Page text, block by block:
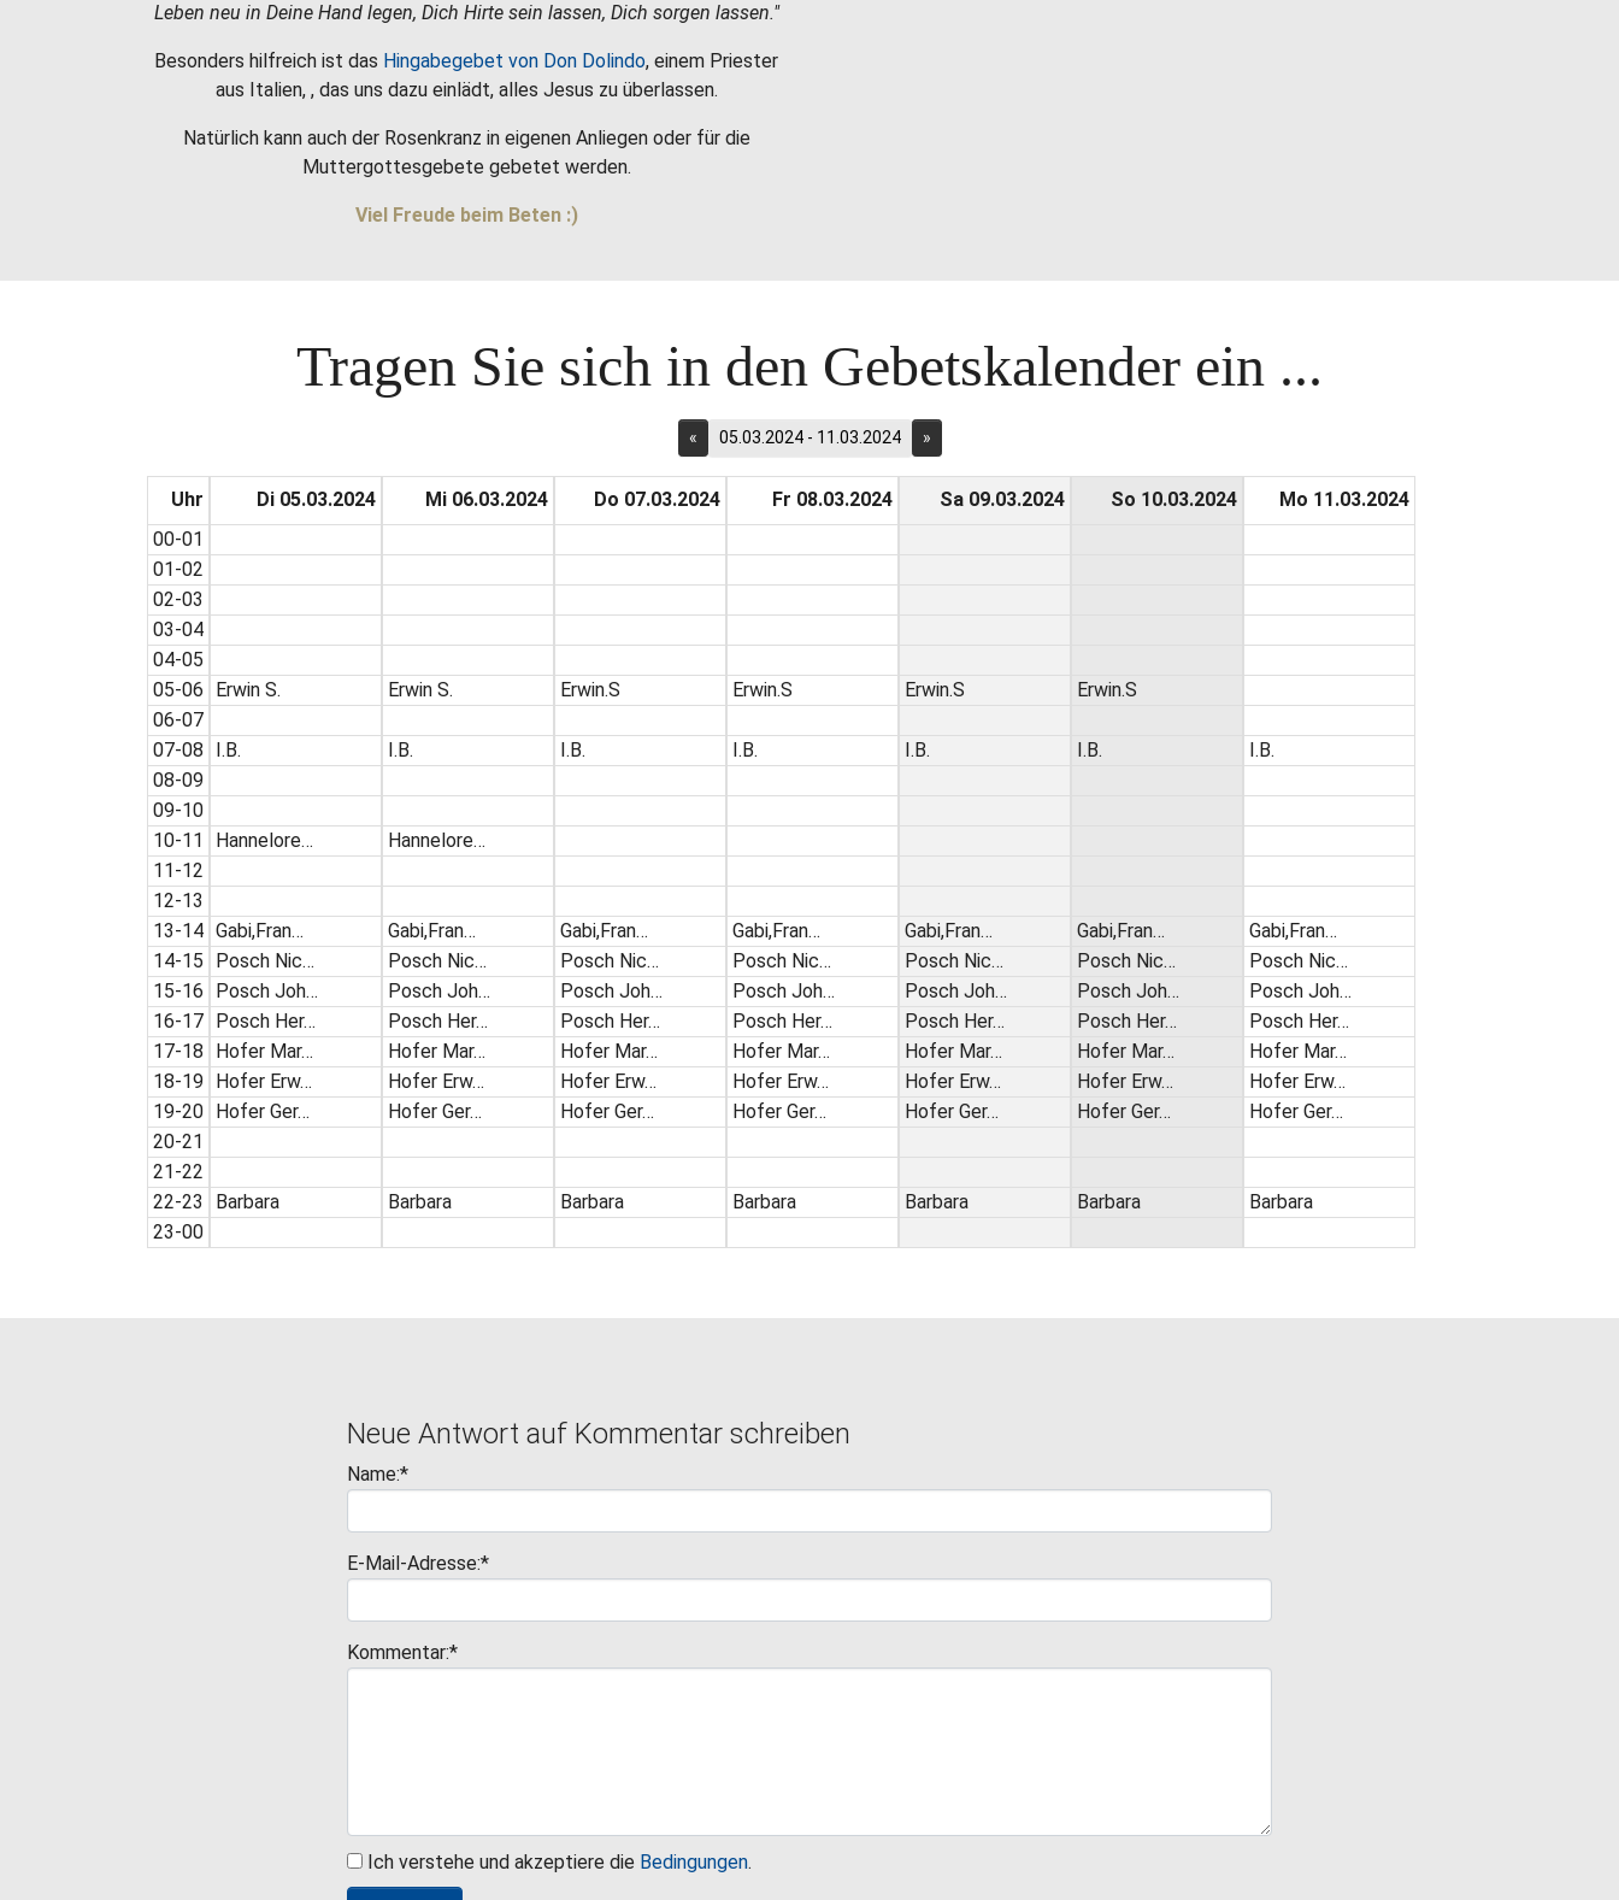
Leben neu in Deine Hand legen, Dich Hirte sein lassen, Dich sorgen lassen."
Besonders hilfreich ist das Hingabegebet von Don Dolindo, einem Priester
aus Italien, , das uns dazu einlädt, alles Jesus zu überlassen.
Natürlich kann auch der Rosenkranz in eigenen Anliegen oder für die
Muttergottesgebete gebetet werden.
Viel Freude beim Beten :)
Tragen Sie sich in den Gebetskalender ein ...
« 05.03.2024 - 11.03.2024 »
Uhr
00-01
01-02
02-03
03-04
04-05
05-06
06-07
07-08
08-09
09-10
10-11
11-12
12-13
13-14
14-15
15-16
16-17
17-18
18-19
19-20
20-21
21-22
22-23
23-00
Di 05.03.2024
Erwin S.
I.B.
Hannelore…
Gabi,Fran…
Posch Nic…
Posch Joh…
Posch Her…
Hofer Mar…
Hofer Erw…
Hofer Ger…
Barbara
Mi 06.03.2024
Erwin S.
I.B.
Hannelore…
Gabi,Fran…
Posch Nic…
Posch Joh…
Posch Her…
Hofer Mar…
Hofer Erw…
Hofer Ger…
Barbara
Do 07.03.2024
Erwin.S
I.B.
Gabi,Fran…
Posch Nic…
Posch Joh…
Posch Her…
Hofer Mar…
Hofer Erw…
Hofer Ger…
Barbara
Fr 08.03.2024
Erwin.S
I.B.
Gabi,Fran…
Posch Nic…
Posch Joh…
Posch Her…
Hofer Mar…
Hofer Erw…
Hofer Ger…
Barbara
Sa 09.03.2024
Erwin.S
I.B.
Gabi,Fran…
Posch Nic…
Posch Joh…
Posch Her…
Hofer Mar…
Hofer Erw…
Hofer Ger…
Barbara
So 10.03.2024
Erwin.S
I.B.
Gabi,Fran…
Posch Nic…
Posch Joh…
Posch Her…
Hofer Mar…
Hofer Erw…
Hofer Ger…
Barbara
Mo 11.03.2024
I.B.
Gabi,Fran…
Posch Nic…
Posch Joh…
Posch Her…
Hofer Mar…
Hofer Erw…
Hofer Ger…
Barbara
Neue Antwort auf Kommentar schreiben
Name:*
E-Mail-Adresse:*
Kommentar:*
Ich verstehe und akzeptiere die Bedingungen.